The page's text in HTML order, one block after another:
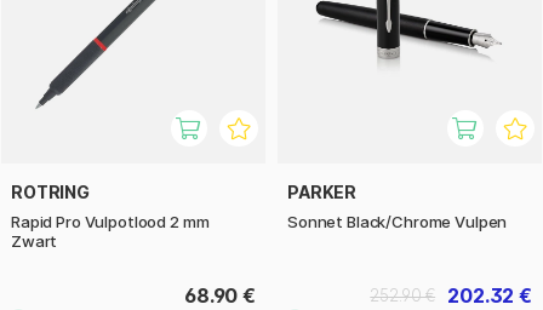
ROTRING
Rapid Pro Vulpotlood 2 mm
Zwart
68.90 €
PARKER
Sonnet Black/Chrome Vulpen
202.32 €
252.90 €